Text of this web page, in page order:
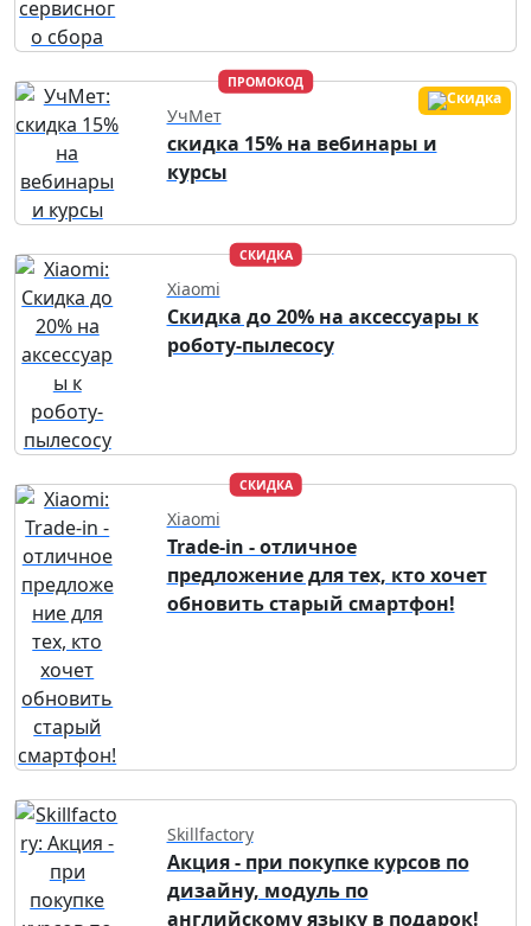
ПРОМОКОД
УчМет
скидка 15% на вебинары и
курсы
СКИДКА
Xiaomi
Скидка до 20% на аксессуары к
роботу-пылесосу
СКИДКА
Xiaomi
Trade-in - отличное
предложение для тех, кто хочет
обновить старый смартфон!
Skillfactory
Акция - при покупке курсов по
дизайну, модуль по
английскому языку в подарок!